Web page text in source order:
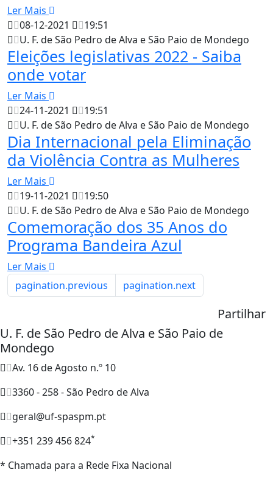
Ler Mais
08-12-2021
19:51
U. F. de São Pedro de Alva e São Paio de Mondego
Eleições legislativas 2022 - Saiba
onde votar
Ler Mais
24-11-2021
19:51
U. F. de São Pedro de Alva e São Paio de Mondego
Dia Internacional pela Eliminação
da Violência Contra as Mulheres
Ler Mais
19-11-2021
19:50
U. F. de São Pedro de Alva e São Paio de Mondego
Comemoração dos 35 Anos do
Programa Bandeira Azul
Ler Mais
pagination.previous
pagination.next
Partilhar
U. F. de São Pedro de Alva e São Paio de
Mondego
Av. 16 de Agosto n.º 10
3360 - 258 - São Pedro de Alva
geral@uf-spaspm.pt
+351 239 456 824*
* Chamada para a Rede Fixa Nacional